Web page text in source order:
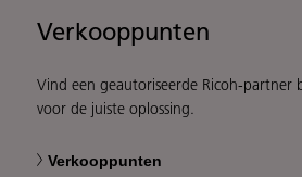
Verkooppunten
Vind een geautoriseerde Ricoh-
voor de juiste oplossing.
Verkooppunten